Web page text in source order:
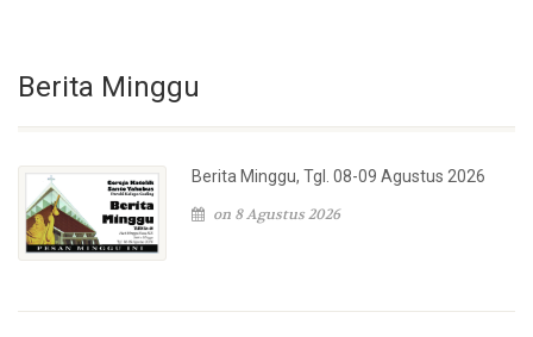
Berita Minggu
Berita Minggu, Tgl. 08-09 Agustus 2026
on 8 Agustus 2026